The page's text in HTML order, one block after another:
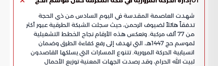
شهدت العاصمة المقدسة في اليوم السادس من ذي الحجة
تدفقاً هائلاً لضيوف الرحمن، حيث سجلت الشبكة الطرقية عبور أكثر
من 77 ألف مركبة. وتعكس هذه الأرقام نجاح الخطط التشغيلية
لموسم حج 1447هـ، التي تهدف إلى رفع كفاءة الطرق وضمان
انسيابية الحركة المرورية. تتنوع المسارات التي يسلكها القاصدون
لبيت الله الحرام، وقد رصدت الجهات المعنية توزيع الأحمال